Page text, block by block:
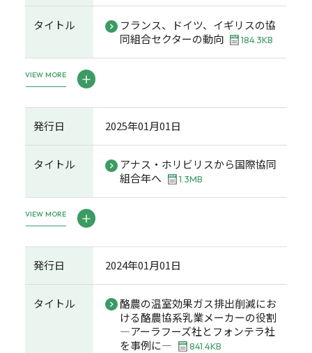
タイトル
フランス、ドイツ、イギリスの協
同組合セクターの動向
184.3KB
VIEW MORE
発行日 2025年01月01日
タイトル
アナス・ホリビリスから国際協同
組合年へ
1.3MB
VIEW MORE
発行日 2024年01月01日
タイトル
酪農の温室効果ガス排出削減にお
ける酪農協系乳業メーカーの役割
―アーラフーズ社とフォンテラ社
を事例に―
841.4KB